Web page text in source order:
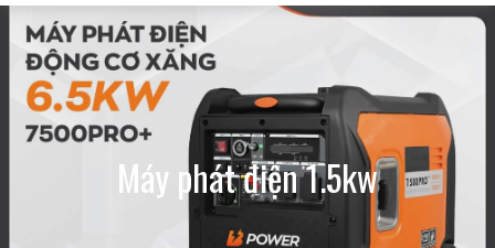
Máy phát điện 1.5kw